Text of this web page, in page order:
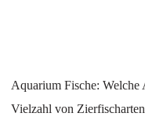
Aquarium Fische: Welche
Vielzahl von